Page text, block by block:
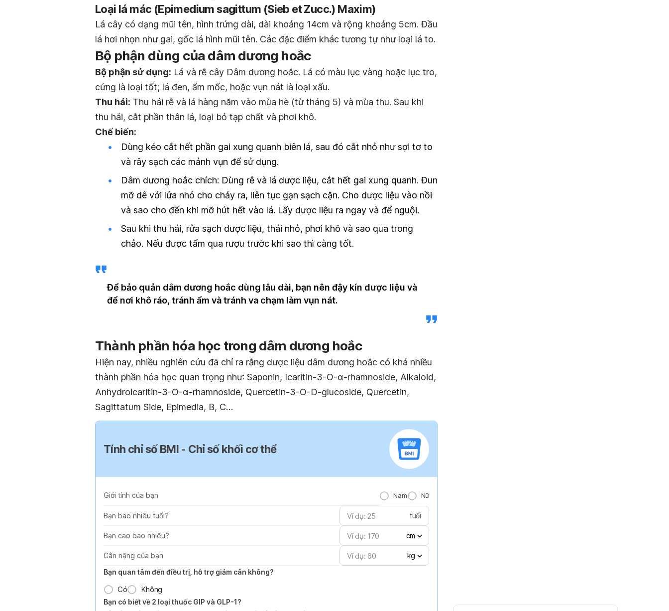
Loại lá mác (Epimedium sagittum (Sieb et Zucc.) Maxim)
Lá cây có dạng mũi tên, hình trứng dài, dài khoảng 14cm và rộng khoảng 5cm. Đầu
lá hơi nhọn như gai, gốc lá hình mũi tên. Các đặc điểm khác tương tự như loại lá to.
Bộ phận dùng của dâm dương hoắc
Bộ phận sử dụng: Lá và rễ cây Dâm dương hoắc. Lá có màu lục vàng hoặc lục tro,
cứng là loại tốt; lá đen, ẩm mốc, hoặc vụn nát là loại xấu.
Thu hái: Thu hái rễ và lá hàng năm vào mùa hè (từ tháng 5) và mùa thu. Sau khi
thu hái, cắt phần thân lá, loại bỏ tạp chất và phơi khô.
Chế biến:
Dùng kéo cắt hết phần gai xung quanh biên lá, sau đó cắt nhỏ như sợi tơ to
và rây sạch các mảnh vụn để sử dụng.
Dâm dương hoắc chích: Dùng rễ và lá dược liệu, cắt hết gai xung quanh. Đun
mỡ dê với lửa nhỏ cho chảy ra, liên tục gạn sạch cặn. Cho dược liệu vào nồi
và sao cho đến khi mỡ hút hết vào lá. Lấy dược liệu ra ngay và để nguội.
Sau khi thu hái, rửa sạch dược liệu, thái nhỏ, phơi khô và sao qua trong
chảo. Nếu được tẩm qua rượu trước khi sao thì càng tốt.
Để bảo quản dâm dương hoắc dùng lâu dài, bạn nên đậy kín dược liệu và
để nơi khô ráo, tránh ẩm và tránh va chạm làm vụn nát.
Thành phần hóa học trong dâm dương hoắc
Hiện nay, nhiều nghiên cứu đã chỉ ra rằng dược liệu dâm dương hoắc có khá nhiều
thành phần hóa học quan trọng như: Saponin, Icaritin-3-O-α-rhamnoside, Alkaloid,
Anhydroicaritin-3-O-α-rhamnoside, Quercetin-3-O-D-glucoside, Quercetin,
Sagittatum Side, Epimedia, B, C…
Tính chỉ số BMI - Chỉ số khối cơ thể
Giới tính của bạn Nam Nữ
Bạn bao nhiêu tuổi? tuổi
Bạn cao bao nhiêu? cm
Cân nặng của bạn
kg
Bạn quan tâm đến điều trị, hỗ trợ giảm cân không?
Có Không
Bạn có biết về 2 loại thuốc GIP và GLP-1?